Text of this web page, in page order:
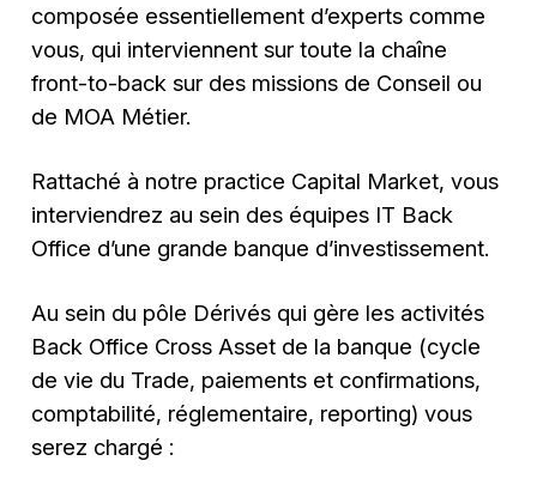
composée essentiellement d’experts comme
vous, qui interviennent sur toute la chaîne
front-to-back sur des missions de Conseil ou
de MOA Métier.
Rattaché à notre practice Capital Market, vous
interviendrez au sein des équipes IT Back
Office d’une grande banque d’investissement.
Au sein du pôle Dérivés qui gère les activités
Back Office Cross Asset de la banque (cycle
de vie du Trade, paiements et confirmations,
comptabilité, réglementaire, reporting) vous
serez chargé :